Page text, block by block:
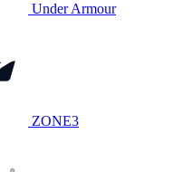
Under Armour
ZONE3